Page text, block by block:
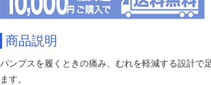
商品説明
パンプスを履くときの痛み、むれを軽減する設計で
ます。